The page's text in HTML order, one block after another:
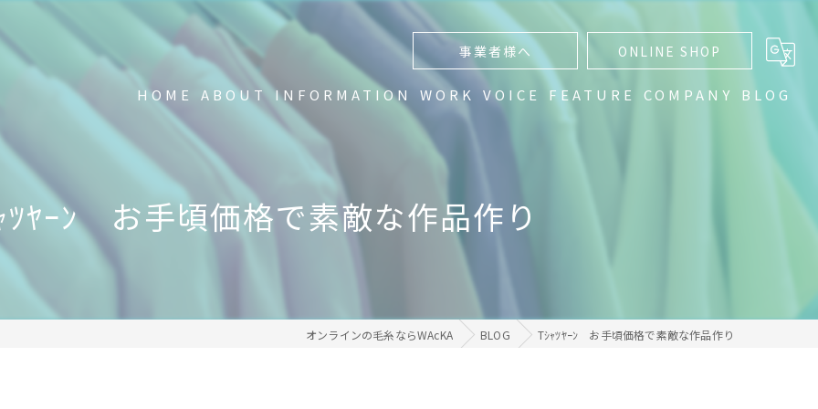
事業者様へ ONLINE SHOP
HOME ABOUT
新品の不要Tシャツ回収中
FAQ
INFORMATION WORK VOICE FEATURE
グラデーション
COMPANY BLOG
ﾂﾔｰﾝ お手頃価格で素敵な作品作り
オンラインの毛糸ならWAcKA BLOG Tｼｬﾂﾔｰﾝ お手頃価格で素敵な作品作り